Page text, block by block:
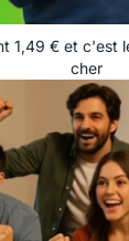
1,49 € et c'est
cher